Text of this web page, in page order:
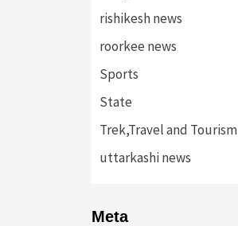
rishikesh news
roorkee news
Sports
State
Trek,Travel and Tourism
uttarkashi news
Meta